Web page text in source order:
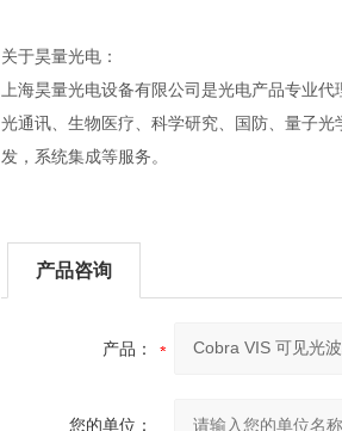
关于昊量光电：
上海昊量光电设备有限公司是光电产品专业
光通讯、生物医疗、科学研究、国防、量子
发，系统集成等服务。
产品咨询
产品：
您的单位：